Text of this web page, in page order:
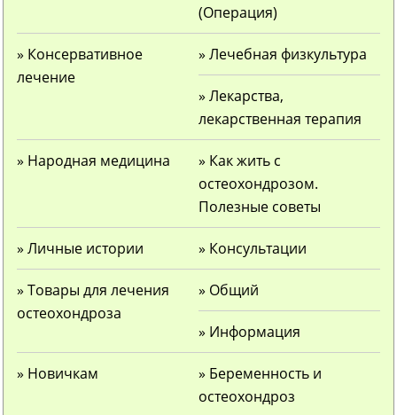
(Операция)
» Консервативное
лечение
» Лечебная физкультура
» Лекарства,
лекарственная терапия
» Народная медицина
» Как жить с
остеохондрозом.
Полезные советы
» Личные истории » Консультации
» Товары для лечения
остеохондроза
» Общий
» Информация
» Новичкам
» Беременность и
остеохондроз